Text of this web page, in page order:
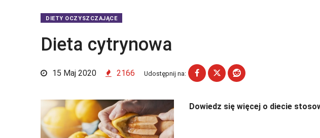
DIETY OCZYSZCZAJĄCE
Dieta cytrynowa
15 Maj 2020 2166 Udostępnij na:
Dowiedz się więcej o diecie